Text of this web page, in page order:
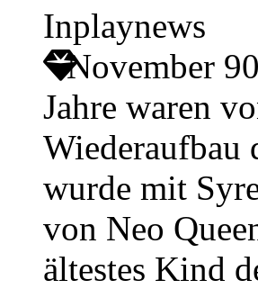
Inplaynews
November
Jahre waren
Wiederaufbau
wurde mit
von Neo
ältestes Kind